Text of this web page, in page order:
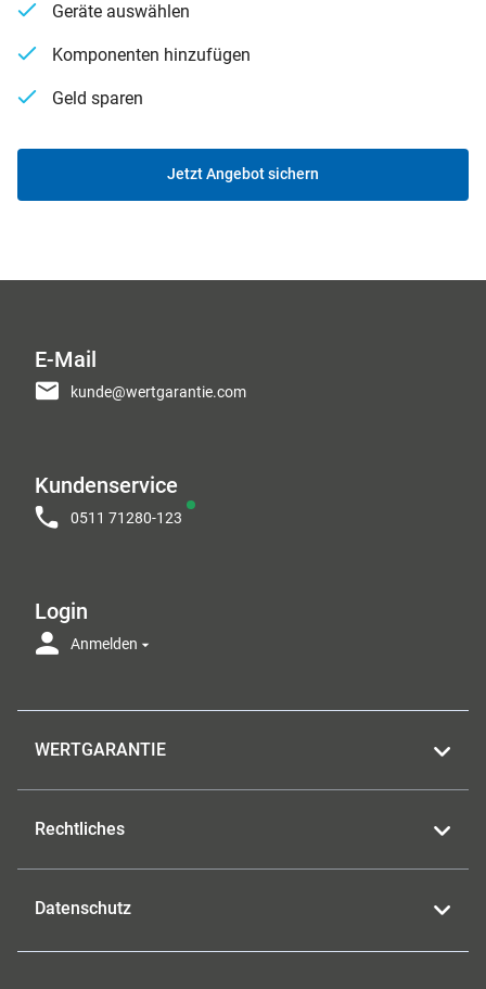
Geräte auswählen
Komponenten hinzufügen
Geld sparen
Jetzt Angebot sichern
E-Mail
kunde@wertgarantie.com
Kundenservice
0511 71280-123
Login
Anmelden
WERTGARANTIE
Rechtliches
Datenschutz